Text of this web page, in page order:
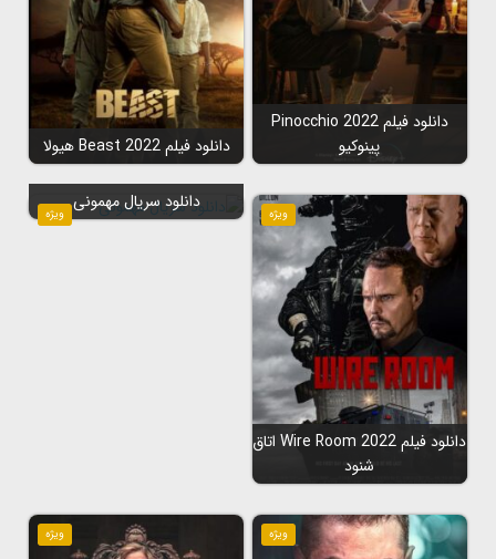
دانلود فیلم Pinocchio 2022
پینوکیو
دانلود فیلم Beast 2022 هیولا
ویژه
دانلود فیلم Wire Room 2022 اتاق
شنود
ویژه
دانلود سریال مهمونی
ویژه ویژه